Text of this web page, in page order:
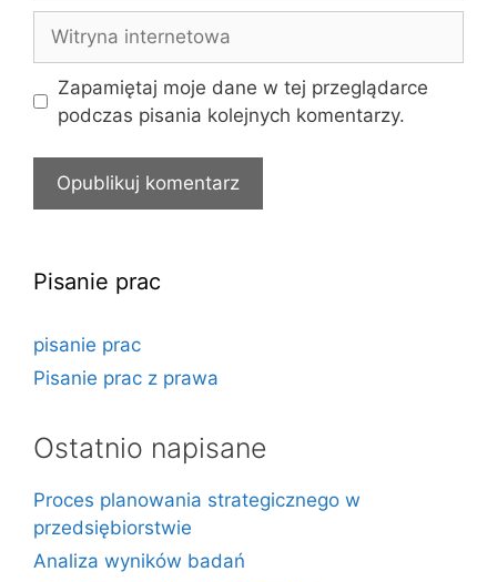
internetowa
Zapamiętaj moje dane w tej przeglądarce
podczas pisania kolejnych komentarzy.
Pisanie prac
pisanie prac
Pisanie prac z prawa
Ostatnio napisane
Proces planowania strategicznego w
przedsiębiorstwie
Analiza wyników badań